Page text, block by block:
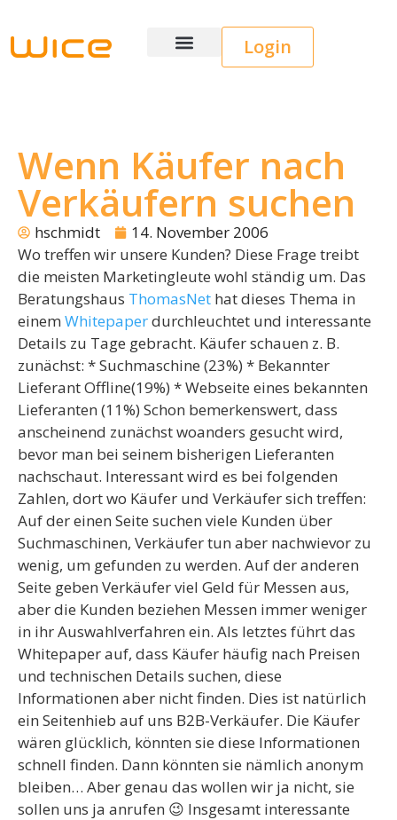
Login
Wenn Käufer nach
Verkäufern suchen
hschmidt
14. November 2006
Wo treffen wir unsere Kunden? Diese Frage treibt
die meisten Marketingleute wohl ständig um. Das
Beratungshaus ThomasNet hat dieses Thema in
einem Whitepaperdurchleuchtet und interessante
Details zu Tage gebracht. Käufer schauen z. B.
zunächst: * Suchmaschine (23%) * Bekannter
Lieferant Offline(19%) * Webseite eines bekannten
Lieferanten (11%) Schon bemerkenswert, dass
anscheinend zunächst woanders gesucht wird,
bevor man bei seinem bisherigen Lieferanten
nachschaut. Interessant wird es bei folgenden
Zahlen, dort wo Käufer und Verkäufer sich treffen:
Auf der einen Seite suchen viele Kunden über
Suchmaschinen, Verkäufer tun aber nachwievor zu
wenig, um gefunden zu werden. Auf der anderen
Seite geben Verkäufer viel Geld für Messen aus,
aber die Kunden beziehen Messen immer weniger
in ihr Auswahlverfahren ein. Als letztes führt das
Whitepaper auf, dass Käufer häufig nach Preisen
und technischen Details suchen, diese
Informationen aber nicht finden. Dies ist natürlich
ein Seitenhieb auf uns B2B-Verkäufer. Die Käufer
wären glücklich, könnten sie diese Informationen
schnell finden. Dann könnten sie nämlich anonym
bleiben… Aber genau das wollen wir ja nicht, sie
sollen uns ja anrufen 😉 Insgesamt interessante